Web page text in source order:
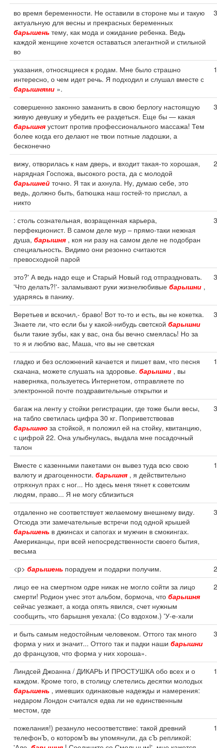
во время беременности. Не оставили в стороне мы и такую
актуальную для весны и прекрасных беременных
барышень тему, как мода и ожидание ребенка. Ведь
каждой женщине хочется оставаться элегантной и стильной
во
3
указания, относящиеся к родам. Мне было страшно
интересно, о чем идет речь. Я подходил и слушал вместе с
барышнями ».
1
совершенно законно заманить в свою берлогу настоящую
живую девушку и убедить ее раздеться. Еще бы — какая
барышня устоит против профессионального массажа! Тем
более когда его делают не твои потные ладошки, а
бесконечно
3
вижу, отворилась к нам дверь, и входит такая-то хорошая,
нарядная Госпожа, высокого роста, да с молодой
барышней точно. Я так и ахнула. Ну, думаю себе, это
ведь, должно быть, батюшка наш гостей-то прислал, а
никто
2
: столь сознательная, возращенная карьера,
перфекционист. В самом деле мур – прямо-таки нежная
душа, барышня , коя ни разу на самом деле не подобран
специальность. Видимо они резонно считаются
превосходной парой
3
это?' А ведь надо еще и Старый Новый год отпраздновать.
'Что делать?!'- заламывают руки жизнелюбивые барышни ,
ударяясь в панику.
3
Веретьев и вскочил,- браво! Вот то-то и есть, вы не кокетка.
Знаете ли, что если бы у какой-нибудь светской барышни
были такие зубы, как у вас, она бы вечно смеялась! Но за
то я и люблю вас, Маша, что вы не светская
3
гладко и без осложнений качается и пишет вам, что песня
скачана, можете слушать на здоровье. барышни , вы
наверняка, пользуетесь Интернетом, отправляете по
электронной почте поздравительные открытки и
1
багаж на ленту у стойки регистрации, где тоже были весы,
на табло светилась цифра 30 кг. Поприветствовав
барышню за стойкой, я положил ей на стойку, квитанцию,
с цифрой 22. Она улыбнулась, выдала мне посадочный
талон
3
Вместе с казенными пакетами он вывез туда всю свою
валюту и драгоценности. барышня , я действительно
отряхнул прах с ног... Но здесь меня тянет к советским
людям, право... Я не могу сблизиться
1
отдаленно не соответствует желаемому внешнему виду.
Отсюда эти замечательные встречи под одной крышей
барышень в джинсах и сапогах и мужчин в смокингах.
Американцы, при всей непосредственности своего бытия,
весьма
3
<p> барышень порадуем и подарки получим.
2
лицо ее на смертном одре никак не могло сойти за лицо
смерти! Родион унес этот альбом, бормоча, что барышня
сейчас уезжает, а когда опять явился, счет нужным
сообщить, что барышня уехала: (Со вздохом.) 'У-е-хали
2
и быть самым недостойным человеком. Оттого так много
форма у них и значит... Оттого так и падки наши барышни
до французов, что форма у них хороша».
3
Линдсей Джоанна / ДИКАРЬ И ПРОСТУШКА обо всех и о
каждом. Кроме того, в столицу слетелись десятки молодых
барышень , имевших одинаковые надежды и намерения:
недаром Лондон считался едва ли не единственным
местом, где
1
пожелания!) резануло несоответствие: такой древний
телефонЪ, о которомЪ вы упомянули, да сЪ репликой:
1